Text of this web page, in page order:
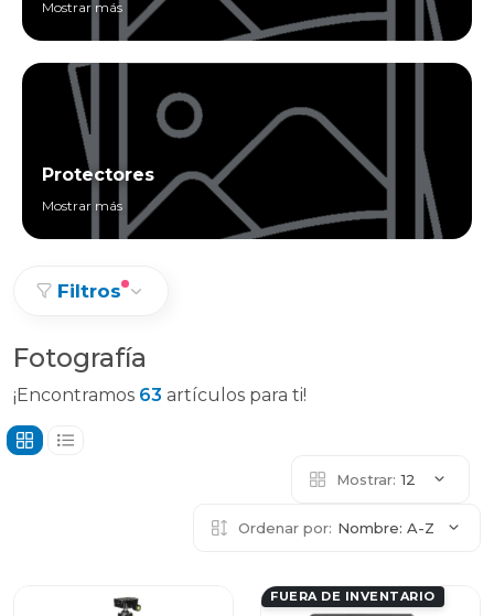
Mostrar más
Protectores
Mostrar más
Filtros
Fotografía
¡Encontramos 63 artículos para ti!
Mostrar: 12
Ordenar por: Nombre: A-Z
FUERA DE INVENTARIO